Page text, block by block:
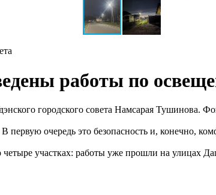
работы по
городского совета Намсарая Тушинова.
очередь это безопасность и, конечно,
участках: работы уже прошли на улицах